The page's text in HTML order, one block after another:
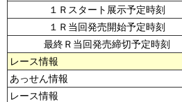
１Ｒスタート展示予定時刻
１Ｒ当回発売開始予定時刻
最終Ｒ当回発売締切予定時刻
レース情報
あっせん情報
レース情報